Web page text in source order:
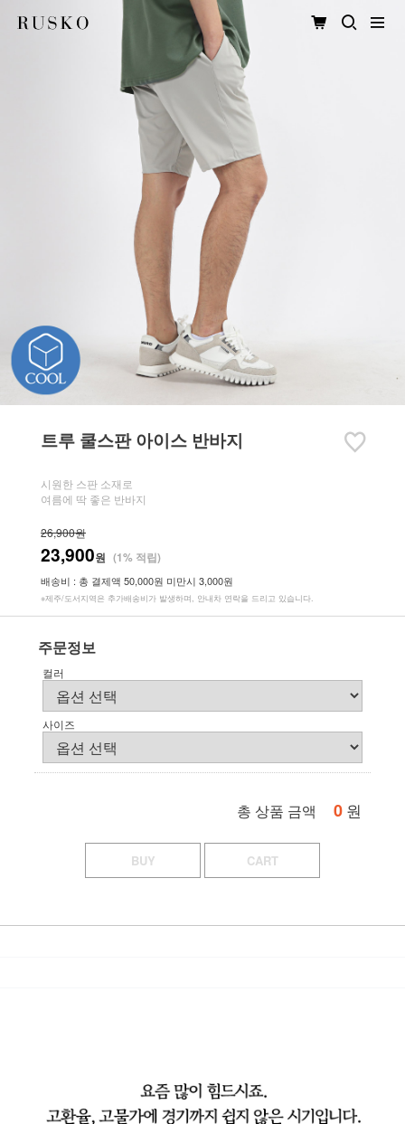
트루 쿨스판 아이스 반바지
시원한 스판 소재로
여름에 딱 좋은 반바지
26,900원
23,900원 (1% 적립)
배송비 : 총 결제액 50,000원 미만시 3,000원
※제주/도서지역은 추가배송비가 발생하며, 안내차 연락을 드리고 있습니다.
주문정보
컬러
사이즈
총 상품 금액 0 원
BUY CART